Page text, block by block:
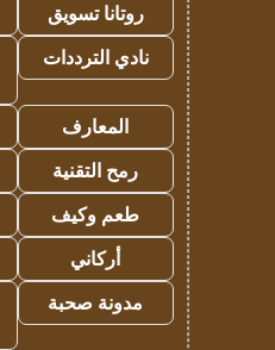
روتانا تسويق
نادي الترددات
المعارف
رمح التقنية
طعم وكيف
أركاني
مدونة صحبة